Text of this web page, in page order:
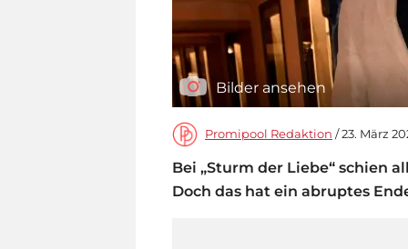
Bilder ansehen
Promipool Redaktion / 23. März
Bei „Sturm der Liebe“ schien
Doch das hat ein abruptes